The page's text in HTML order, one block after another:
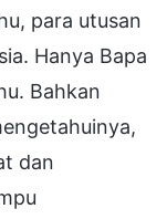
para utusan
Hanya Bapa
Bahkan
dan